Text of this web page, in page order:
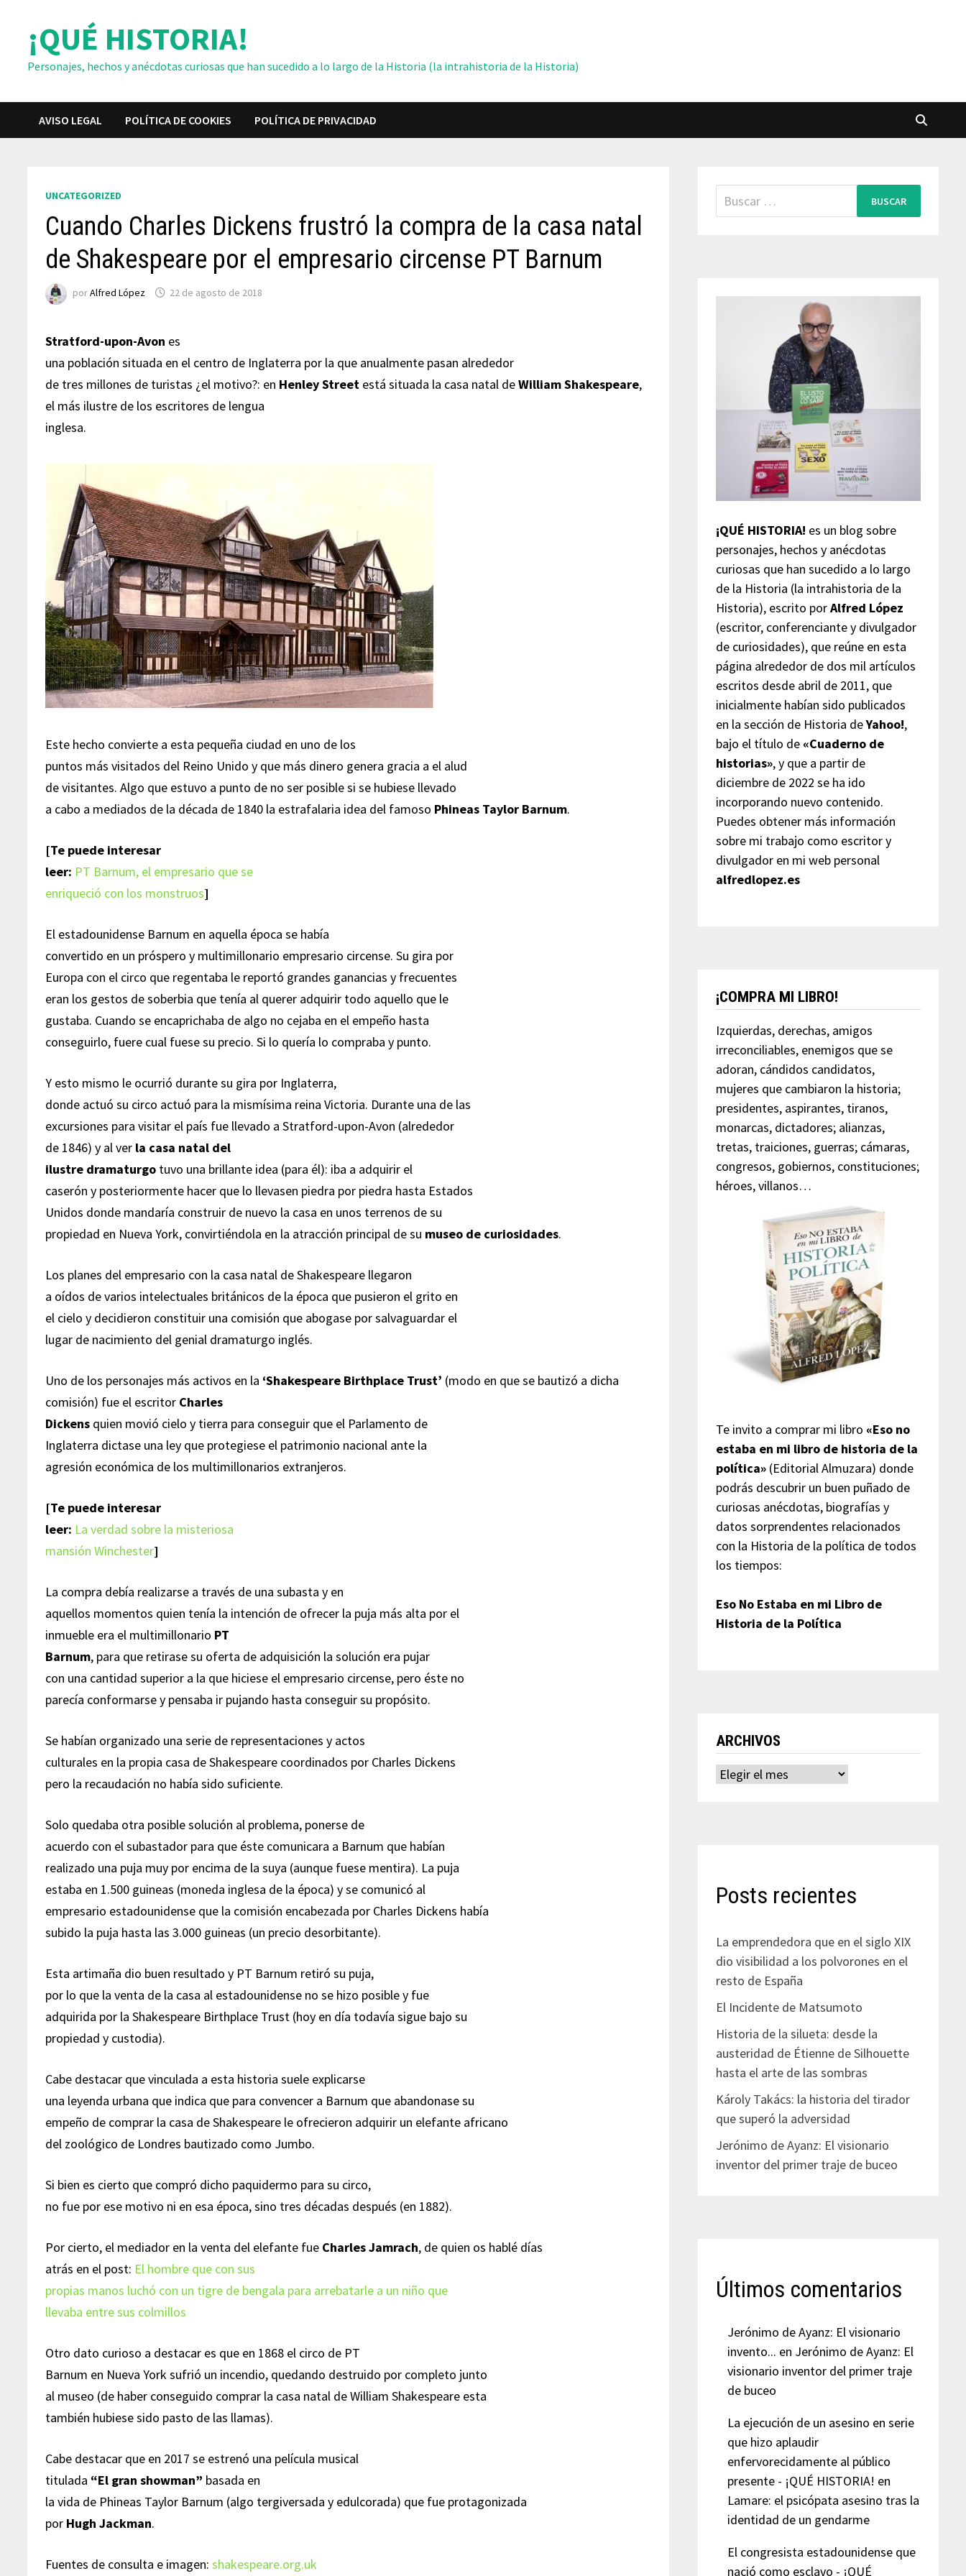
contenido¡QUÉ HISTORIA!
Personajes, hechos y anécdotas curiosas que han sucedido a lo largo de la Historia (la intrahistoria de la Historia)
AVISO LEGAL POLÍTICA DE COOKIES POLÍTICA DE PRIVACIDAD
UNCATEGORIZED
Cuando Charles Dickens frustró la compra de la casa natal
de Shakespeare por el empresario circense PT Barnum
porAlfred López 22 de agosto de 2018
Stratford-upon-Avon es
una población situada en el centro de Inglaterra por la que anualmente pasan alrededor
de tres millones de turistas ¿el motivo?: en Henley Street está situada la casa natal deWilliam Shakespeare,
el más ilustre de los escritores de lengua
inglesa.
Este hecho convierte a esta pequeña ciudad en uno de los
puntos más visitados del Reino Unido y que más dinero genera gracia a el alud
de visitantes. Algo que estuvo a punto de no ser posible si se hubiese llevado
a cabo a mediados de la década de 1840 la estrafalaria idea del famoso Phineas Taylor Barnum.
[Te puede interesar
leer: PT Barnum, el empresario que se
enriqueció con los monstruos]
El estadounidense Barnum en aquella época se había
convertido en un próspero y multimillonario empresario circense. Su gira por
Europa con el circo que regentaba le reportó grandes ganancias y frecuentes
eran los gestos de soberbia que tenía al querer adquirir todo aquello que le
gustaba. Cuando se encaprichaba de algo no cejaba en el empeño hasta
conseguirlo, fuere cual fuese su precio. Si lo quería lo compraba y punto.
Y esto mismo le ocurrió durante su gira por Inglaterra,
donde actuó su circo actuó para la mismísima reina Victoria. Durante una de las
excursiones para visitar el país fue llevado a Stratford-upon-Avon (alrededor
de 1846) y al ver la casa natal del
ilustre dramaturgo tuvo una brillante idea (para él): iba a adquirir el
caserón y posteriormente hacer que lo llevasen piedra por piedra hasta Estados
Unidos donde mandaría construir de nuevo la casa en unos terrenos de su
propiedad en Nueva York, convirtiéndola en la atracción principal de su museo de curiosidades.
Los planes del empresario con la casa natal de Shakespeare llegaron
a oídos de varios intelectuales británicos de la época que pusieron el grito en
el cielo y decidieron constituir una comisión que abogase por salvaguardar el
lugar de nacimiento del genial dramaturgo inglés.
Uno de los personajes más activos en la ‘Shakespeare Birthplace Trust’ (modo en que se bautizó a dicha
comisión) fue el escritor Charles
Dickens quien movió cielo y tierra para conseguir que el Parlamento de
Inglaterra dictase una ley que protegiese el patrimonio nacional ante la
agresión económica de los multimillonarios extranjeros.
[Te puede interesar
leer: La verdad sobre la misteriosa
mansión Winchester]
La compra debía realizarse a través de una subasta y en
aquellos momentos quien tenía la intención de ofrecer la puja más alta por el
inmueble era el multimillonario PT
Barnum, para que retirase su oferta de adquisición la solución era pujar
con una cantidad superior a la que hiciese el empresario circense, pero éste no
parecía conformarse y pensaba ir pujando hasta conseguir su propósito.
Se habían organizado una serie de representaciones y actos
culturales en la propia casa de Shakespeare coordinados por Charles Dickens
pero la recaudación no había sido suficiente.
Solo quedaba otra posible solución al problema, ponerse de
acuerdo con el subastador para que éste comunicara a Barnum que habían
realizado una puja muy por encima de la suya (aunque fuese mentira). La puja
estaba en 1.500 guineas (moneda inglesa de la época) y se comunicó al
empresario estadounidense que la comisión encabezada por Charles Dickens había
subido la puja hasta las 3.000 guineas (un precio desorbitante).
Esta artimaña dio buen resultado y PT Barnum retiró su puja,
por lo que la venta de la casa al estadounidense no se hizo posible y fue
adquirida por la Shakespeare Birthplace Trust (hoy en día todavía sigue bajo su
propiedad y custodia).
Cabe destacar que vinculada a esta historia suele explicarse
una leyenda urbana que indica que para convencer a Barnum que abandonase su
empeño de comprar la casa de Shakespeare le ofrecieron adquirir un elefante africano
del zoológico de Londres bautizado como Jumbo.
Si bien es cierto que compró dicho paquidermo para su circo,
no fue por ese motivo ni en esa época, sino tres décadas después (en 1882).
Por cierto, el mediador en la venta del elefante fue Charles Jamrach, de quien os hablé días
atrás en el post: El hombre que con sus
propias manos luchó con un tigre de bengala para arrebatarle a un niño que
llevaba entre sus colmillos
Otro dato curioso a destacar es que en 1868 el circo de PT
Barnum en Nueva York sufrió un incendio, quedando destruido por completo junto
al museo (de haber conseguido comprar la casa natal de William Shakespeare esta
también hubiese sido pasto de las llamas).
Cabe destacar que en 2017 se estrenó una película musical
titulada “El gran showman” basada en
la vida de Phineas Taylor Barnum (algo tergiversada y edulcorada) que fue protagonizada
por Hugh Jackman.
Fuentes de consulta e imagen:shakespeare.org.uk
Buscar:
¡QUÉ HISTORIA! es un blog sobre
personajes, hechos y anécdotas
curiosas que han sucedido a lo largo
de la Historia (la intrahistoria de la
Historia), escrito porAlfred López
(escritor, conferenciante y divulgador
de curiosidades), que reúne en esta
página alrededor de dos mil artículos
escritos desde abril de 2011, que
inicialmente habían sido publicados
en la sección de Historia deYahoo!,
bajo el título de «Cuaderno de
historias», y que a partir de
diciembre de 2022 se ha ido
incorporando nuevo contenido.
Puedes obtener más información
sobre mi trabajo como escritor y
divulgador en mi web personal
alfredlopez.es
¡COMPRA MI LIBRO!
Izquierdas, derechas, amigos
irreconciliables, enemigos que se
adoran, cándidos candidatos,
mujeres que cambiaron la historia;
presidentes, aspirantes, tiranos,
monarcas, dictadores; alianzas,
tretas, traiciones, guerras; cámaras,
congresos, gobiernos, constituciones;
héroes, villanos…
Te invito a comprar mi libro «Eso no
estaba en mi libro de historia de la
política»(Editorial Almuzara) donde
podrás descubrir un buen puñado de
curiosas anécdotas, biografías y
datos sorprendentes relacionados
con la Historia de la política de todos
los tiempos:
Eso No Estaba en mi Libro de
Historia de la Política
ARCHIVOS
Archivos
Posts recientes
La emprendedora que en el siglo XIX
dio visibilidad a los polvorones en el
resto de España
El Incidente de Matsumoto
Historia de la silueta: desde la
austeridad de Étienne de Silhouette
hasta el arte de las sombras
Károly Takács: la historia del tirador
que superó la adversidad
Jerónimo de Ayanz: El visionario
inventor del primer traje de buceo
Últimos comentarios
Jerónimo de Ayanz: El visionario
invento... en Jerónimo de Ayanz: El
visionario inventor del primer traje
de buceo
La ejecución de un asesino en serie
que hizo aplaudir
enfervorecidamente al público
presente - ¡QUÉ HISTORIA! en
Lamare: el psicópata asesino tras la
identidad de un gendarme
El congresista estadounidense que
nació como esclavo - ¡QUÉ